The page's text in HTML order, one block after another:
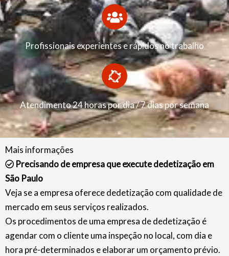
Profissionais experientes e rápidos no trabalho
Atendimento 24 horas por dia / 7 dias por semana
Mais informações
Precisando de empresa que execute dedetização em
São Paulo
Veja se a empresa oferece dedetização com qualidade de
mercado em seus serviços realizados.
Os procedimentos de uma empresa de dedetização é
agendar com o cliente uma inspeção no local, com dia e
hora pré-determinados e elaborar um orçamento prévio.